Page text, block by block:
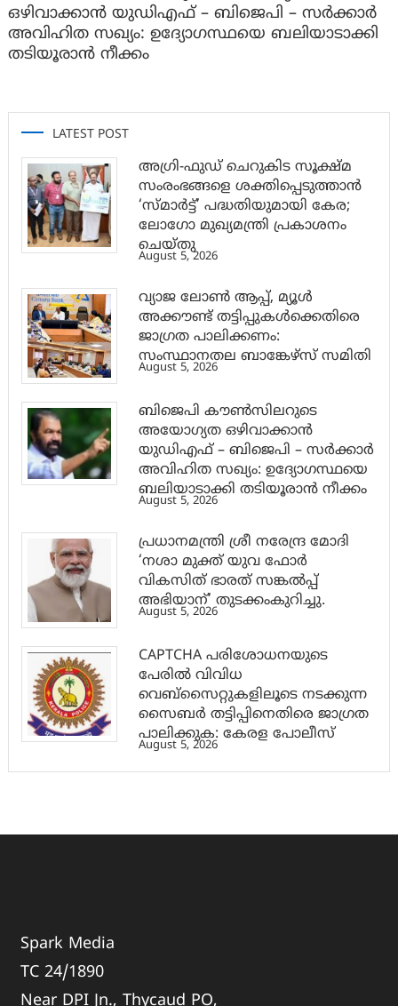
ഒഴിവാക്കാൻ യുഡിഎഫ് – ബിജെപി – സർക്കാർ
അവിഹിത സഖ്യം: ഉദ്യോഗസ്ഥയെ ബലിയാടാക്കി
തടിയൂരാൻ നീക്കം
LATEST POST
അഗ്രി-ഫുഡ് ചെറുകിട സൂക്ഷ്മ
സംരംഭങ്ങളെ ശക്തിപ്പെടുത്താന്‍
‘സ്മാര്‍ട്ട്’ പദ്ധതിയുമായി കേര;
ലോഗോ മുഖ്യമന്ത്രി പ്രകാശനം
ചെയ്തു
August 5, 2026
വ്യാജ ലോൺ ആപ്പ്, മ്യൂൾ
അക്കൗണ്ട് തട്ടിപ്പുകൾക്കെതിരെ
ജാ​ഗ്രത പാലിക്കണം:
സംസ്ഥാനതല ബാങ്കേഴ്സ് സമിതി
August 5, 2026
ബിജെപി കൗൺസിലറുടെ
അയോഗ്യത ഒഴിവാക്കാൻ
യുഡിഎഫ് – ബിജെപി – സർക്കാർ
അവിഹിത സഖ്യം: ഉദ്യോഗസ്ഥയെ
ബലിയാടാക്കി തടിയൂരാൻ നീക്കം
August 5, 2026
പ്രധാനമന്ത്രി ശ്രീ നരേന്ദ്ര മോദി
‘നശാ മുക്ത് യുവ ഫോർ
വികസിത് ഭാരത് സങ്കൽപ്പ്
അഭിയാന്’ തുടക്കംകുറിച്ചു.
August 5, 2026
CAPTCHA പരിശോധനയുടെ
പേരില്‍ വിവിധ
വെബ്സൈറ്റുകളിലൂടെ നടക്കുന്ന
സൈബര്‍ തട്ടിപ്പിനെതിരെ ജാഗ്രത
പാലിക്കുക: കേരള പോലീസ്
August 5, 2026
Spark Media
TC 24/1890
Near DPI Jn., Thycaud PO,